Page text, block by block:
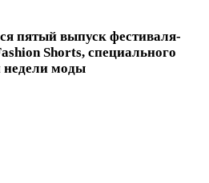
пятый выпуск фестиваля-
Shorts, специального
недели моды